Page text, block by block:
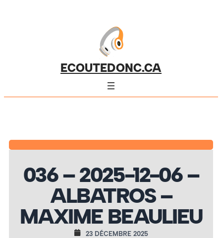
ECOUTEDONC.CA
036 – 2025-12-06 –
ALBATROS –
MAXIME BEAULIEU
23 DÉCEMBRE 2025